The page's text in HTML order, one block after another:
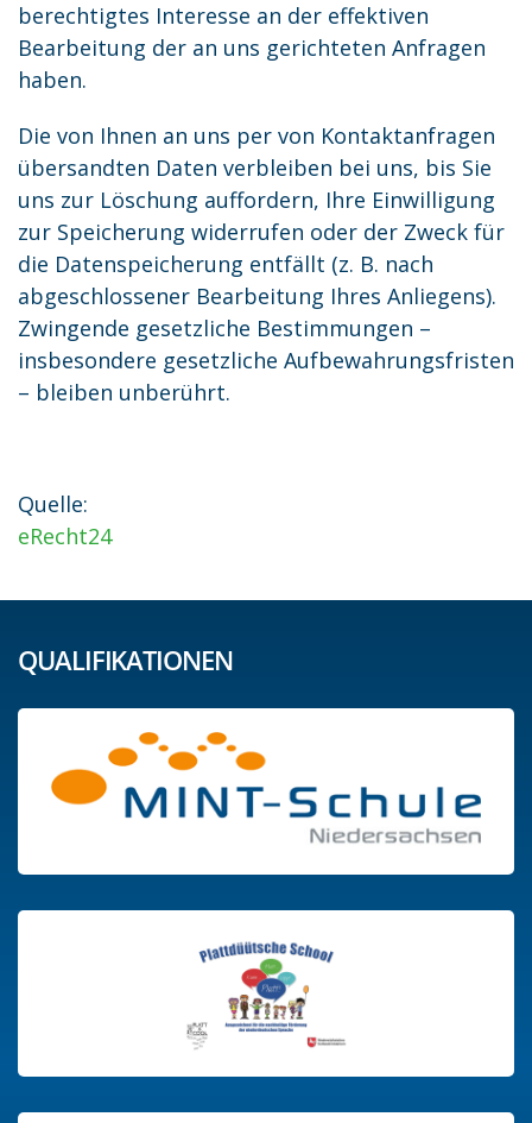
berechtigtes Interesse an der effektiven
Bearbeitung der an uns gerichteten Anfragen
haben.
Die von Ihnen an uns per von Kontaktanfragen
übersandten Daten verbleiben bei uns, bis Sie
uns zur Löschung auffordern, Ihre Einwilligung
zur Speicherung widerrufen oder der Zweck für
die Datenspeicherung entfällt (z. B. nach
abgeschlossener Bearbeitung Ihres Anliegens).
Zwingende gesetzliche Bestimmungen –
insbesondere gesetzliche Aufbewahrungsfristen
– bleiben unberührt.
Quelle:
eRecht24
QUALIFIKATIONEN